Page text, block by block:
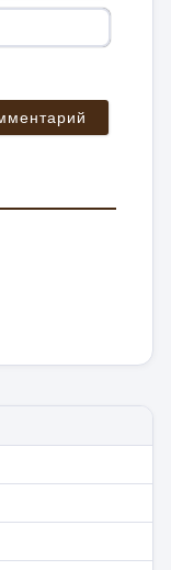
Email*